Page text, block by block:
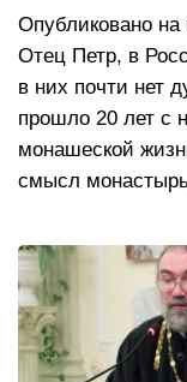
Опубликовано на
Отец Петр, в
в них почти нет
прошло 20 лет с
монашеской
смысл